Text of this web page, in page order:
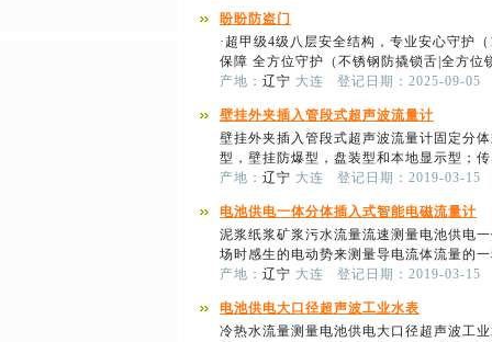
盼盼防盗门
·超甲级4级八层安全结构，专业安心守护
保障 全方位守护（不锈钢防撬锁舌|全方位
产地： 辽宁 大连 登记日期：2025-09-05
壁挂外夹插入管段式超声波流量计
壁挂外夹插入管段式超声波流量计固定分
型，壁挂防爆型，盘装型和本地显示型；
产地： 辽宁 大连 登记日期：2019-03-15
电池供电一体分体插入式智能电磁流量计
泥浆纸浆矿浆污水流量流速测量电池供电
场时感生的电动势来测量导电流体流量的
产地： 辽宁 大连 登记日期：2019-03-15
电池供电大口径超声波工业水表
冷热水流量测量电池供电大口径超声波工